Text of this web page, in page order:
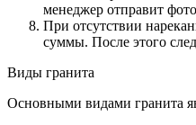
менеджер отправит
При отсутствии
суммы. После этого
Виды гранита
Основными видами гранита